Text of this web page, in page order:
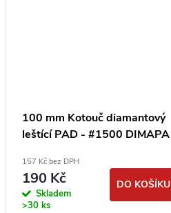
100 mm Kotouč diamantový
leštící PAD - #1500 DIMAPA
157 Kč bez DPH
190 Kč
Skladem
>30 ks
DO KOŠÍKU